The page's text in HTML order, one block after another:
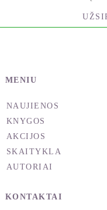
MENIU
NAUJIENOS
KNYGOS
AKCIJOS
SKAITYKLA
AUTORIAI
KONTAKTAI